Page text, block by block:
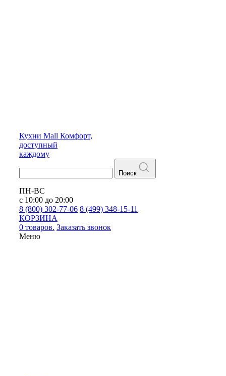
Кухни Mall Комфорт,
доступный
каждому
Поиск
ПН-ВС
с 10:00 до 20:00
8 (800) 302-77-06 8 (499) 348-15-11
КОРЗИНА
0 товаров. Заказать звонок
Меню